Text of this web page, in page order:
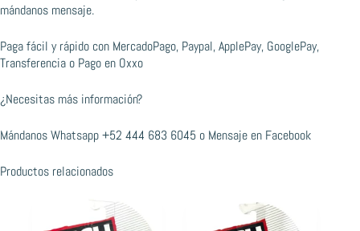
mándanos mensaje.
Paga fácil y rápido con MercadoPago, Paypal, ApplePay, GooglePay,
Transferencia o Pago en Oxxo
¿Necesitas más información?
Mándanos Whatsapp+52 444 683 6045 o Mensaje en Facebook
Productos relacionados